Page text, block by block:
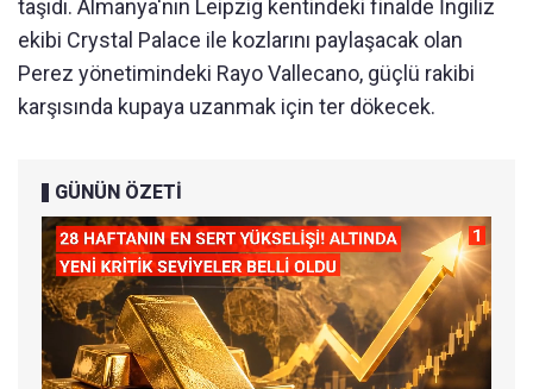
taşıdı. Almanya'nın Leipzig kentindeki finalde İngiliz
ekibi Crystal Palace ile kozlarını paylaşacak olan
Perez yönetimindeki Rayo Vallecano, güçlü rakibi
karşısında kupaya uzanmak için ter dökecek.
GÜNÜN ÖZETİ